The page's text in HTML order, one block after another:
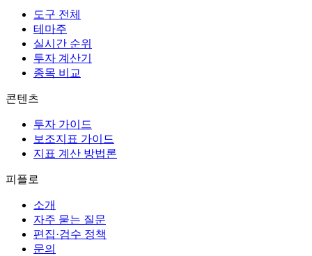
도구 전체
테마주
실시간 순위
투자 계산기
종목 비교
콘텐츠
투자 가이드
보조지표 가이드
지표 계산 방법론
피플로
소개
자주 묻는 질문
편집·검수 정책
문의